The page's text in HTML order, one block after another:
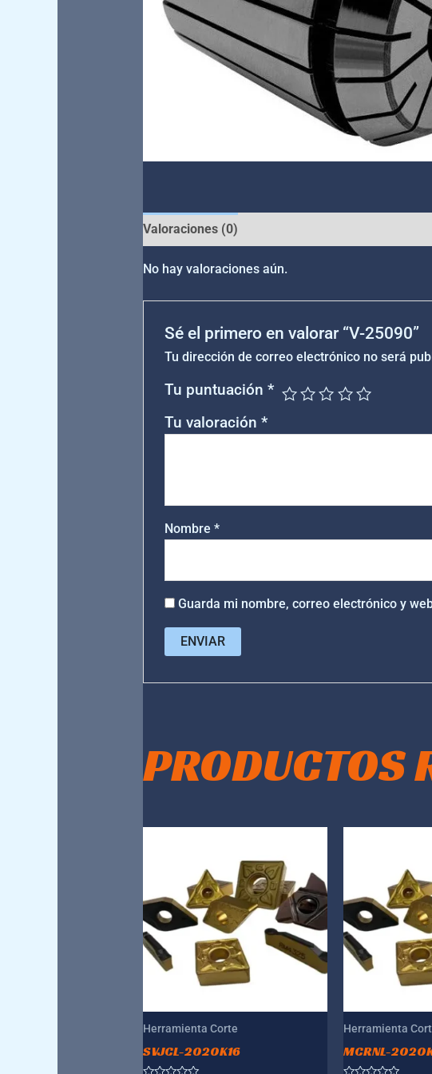
Valoraciones (0)
No hay valoraciones aún.
Sé el primero en valorar “V-25090”
Tu dirección de correo electrónico no será
Tu puntuación*
Tu valoración*
Nombre*
Guarda mi nombre, correo electrónico y
PRODUCTOS
Herramienta Corte
SVJCL-2020K16
Herramienta
MCRNL-